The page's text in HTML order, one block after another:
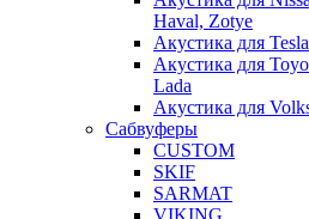
Haval, Zotye
Акустика для Tesla
Акустика для
Lada
Акустика для
Сабвуферы
CUSTOM
SKIF
SARMAT
VIKING